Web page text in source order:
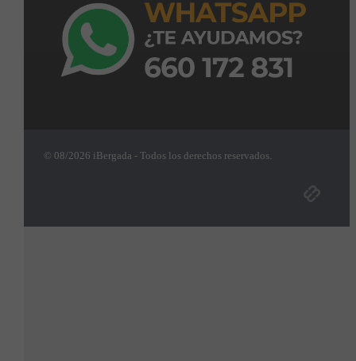
© 08/2026 iBergada - Todos los derechos reservados.